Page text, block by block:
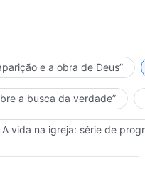
e a obra de Deus”
a busca da verdade”
A vida na igreja: série de